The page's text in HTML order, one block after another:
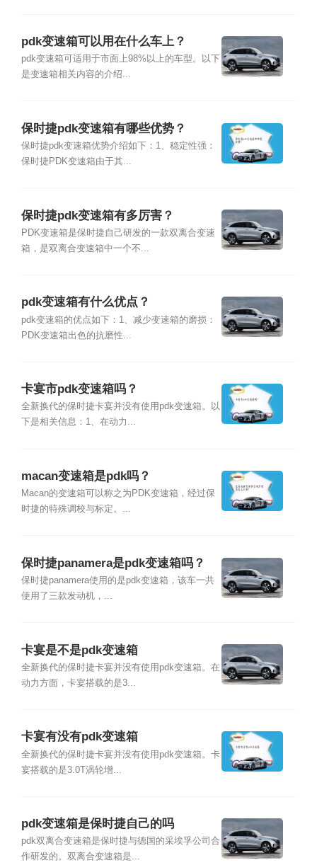
pdk变速箱可以用在什么车上？
pdk变速箱可适用于市面上98%以上的车型。以下
是变速箱相关内容的介绍...
保时捷pdk变速箱有哪些优势？
保时捷pdk变速箱优势介绍如下：1、稳定性强：
保时捷PDK变速箱由于其...
保时捷pdk变速箱有多厉害？
PDK变速箱是保时捷自己研发的一款双离合变速
箱，是双离合变速箱中一个不...
pdk变速箱有什么优点？
pdk变速箱的优点如下：1、减少变速箱的磨损：
PDK变速箱出色的抗磨性...
卡宴市pdk变速箱吗？
全新换代的保时捷卡宴并没有使用pdk变速箱。以
下是相关信息：1、在动力...
macan变速箱是pdk吗？
Macan的变速箱可以称之为PDK变速箱，经过保
时捷的特殊调校与标定。...
保时捷panamera是pdk变速箱吗？
保时捷panamera使用的是pdk变速箱，该车一共
使用了三款发动机，...
卡宴是不是pdk变速箱
全新换代的保时捷卡宴并没有使用pdk变速箱。在
动力方面，卡宴搭载的是3...
卡宴有没有pdk变速箱
全新换代的保时捷卡宴并没有使用pdk变速箱。卡
宴搭载的是3.0T涡轮增...
pdk变速箱是保时捷自己的吗
pdk双离合变速箱是保时捷与德国的采埃孚公司合
作研发的。双离合变速箱是...